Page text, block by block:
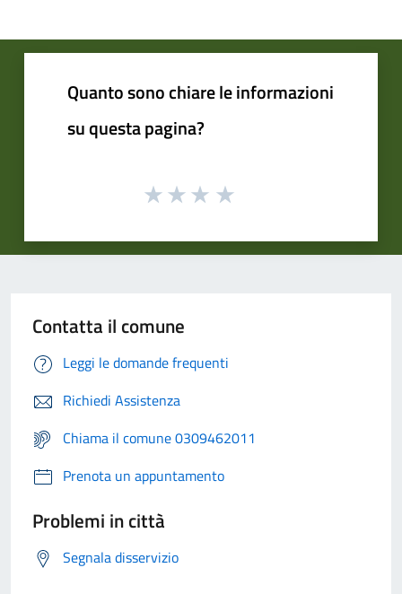
Quanto sono chiare le informazioni
su questa pagina?
Contatta il comune
Leggi le domande frequenti
Richiedi Assistenza
Chiama il comune 0309462011
Prenota un appuntamento
Problemi in città
Segnala disservizio